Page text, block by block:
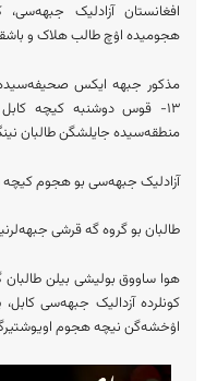
افغانستان آزادلیک
هجومیده اۉچ طالب هلاک و باشقه
مذکور جبهه ایکس صحیفه‌سیده
۱۳- قوس دوشنبه کیچه
منطقه‌سیده جایلشگن طالبان
آزادلیک جبهه‌سی بو هجوم کیچه ساعت ۶:۴۰ اطرافیده
طالبان بو گروه گه قرشی
هوا ساووق بولیشی بیلن
کونلرده آزدالیک جبهه‌سی کابل،
اۉخشه‌گن نیچه هجوم